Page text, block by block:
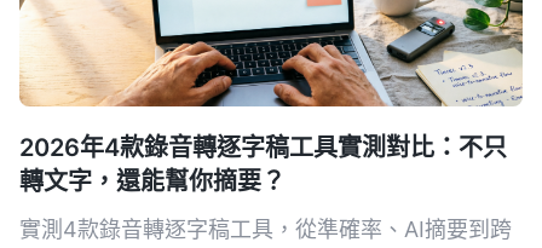
2026年4款錄音轉逐字稿工具實測對比：不只
轉文字，還能幫你摘要？
實測4款錄音轉逐字稿工具，從準確率、AI摘要到跨